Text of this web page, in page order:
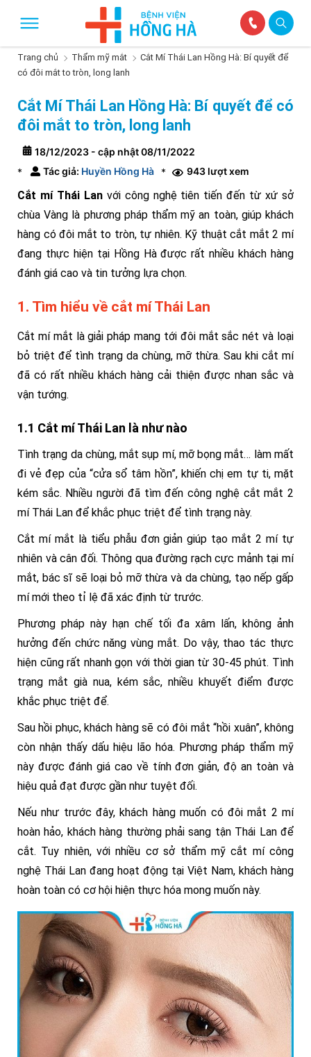
Trang chủ Thẩm mỹ mắt
Cắt Mí Thái Lan Hồng Hà: Bí quyết để
có đôi mắt to tròn, long lanh
Cắt Mí Thái Lan Hồng Hà: Bí quyết để có
đôi mắt to tròn, long lanh
18/12/2023 - cập nhật 08/11/2022
*
Tác giả: Huyền Hồng Hà * 943 lượt xem
Cắt mí Thái Lanvới công nghệ tiên tiến đến từ xứ sở
chùa Vàng là phương pháp thẩm mỹ an toàn, giúp khách
hàng có đôi mắt to tròn, tự nhiên. Kỹ thuật cắt mắt 2 mí
đang thực hiện tại Hồng Hà được rất nhiều khách hàng
đánh giá cao và tin tưởng lựa chọn.
1. Tìm hiểu về cắt mí Thái Lan
Cắt mí mắt là giải pháp mang tới đôi mắt sắc nét và loại
bỏ triệt để tình trạng da chùng, mỡ thừa. Sau khi cắt mí
đã có rất nhiều khách hàng cải thiện được nhan sắc và
vận tướng.
1.1 Cắt mí Thái Lan là như nào
Tình trạng da chùng, mắt sụp mí, mỡ bọng mắt… làm mất
đi vẻ đẹp của “cửa sổ tâm hồn”, khiến chị em tự ti, mặt
kém sắc. Nhiều người đã tìm đến công nghệ cắt mắt 2
mí Thái Lan để khắc phục triệt để tình trạng này.
Cắt mí mắt là tiểu phẫu đơn giản giúp tạo mắt 2 mí tự
nhiên và cân đối. Thông qua đường rạch cực mảnh tại mí
mắt, bác sĩ sẽ loại bỏ mỡ thừa và da chùng, tạo nếp gấp
mí mới theo tỉ lệ đã xác định từ trước.
Phương pháp này hạn chế tối đa xâm lấn, không ảnh
hưởng đến chức năng vùng mắt. Do vậy, thao tác thực
hiện cũng rất nhanh gọn với thời gian từ 30-45 phút. Tình
trạng mắt già nua, kém sắc, nhiều khuyết điểm được
khắc phục triệt để.
Sau hồi phục, khách hàng sẽ có đôi mắt “hồi xuân”, không
còn nhận thấy dấu hiệu lão hóa. Phương pháp thẩm mỹ
này được đánh giá cao về tính đơn giản, độ an toàn và
hiệu quả đạt được gần như tuyệt đối.
Nếu như trước đây, khách hàng muốn có đôi mắt 2 mí
hoàn hảo, khách hàng thường phải sang tận Thái Lan để
cắt. Tuy nhiên, với nhiều cơ sở thẩm mỹ cắt mí công
nghệ Thái Lan đang hoạt động tại Việt Nam, khách hàng
hoàn toàn có cơ hội hiện thực hóa mong muốn này.